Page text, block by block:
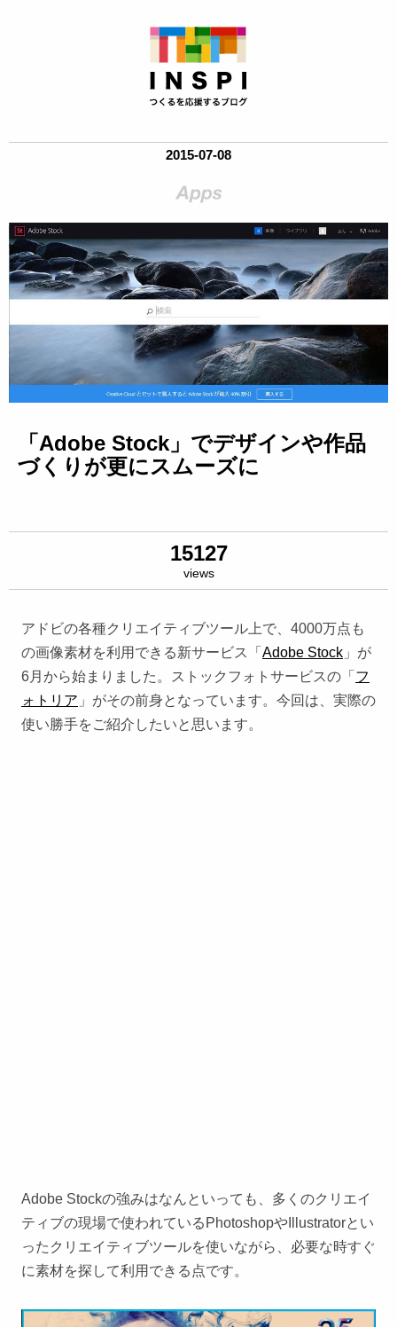
2015-07-08
「Adobe Stock」でデザインや作品
づくりが更にスムーズに
15127
views
アドビの各種クリエイティブツール上で、4000万点も
の画像素材を利用できる新サービス「 Adobe Stock 」が
6月から始まりました。ストックフォトサービスの「 フ
ォトリア 」がその前身となっています。今回は、実際の
使い勝手をご紹介したいと思います。
Adobe Stockの強みはなんといっても、多くのクリエイ
ティブの現場で使われているPhotoshopやIllustratorとい
ったクリエイティブツールを使いながら、必要な時すぐ
に素材を探して利用できる点です。